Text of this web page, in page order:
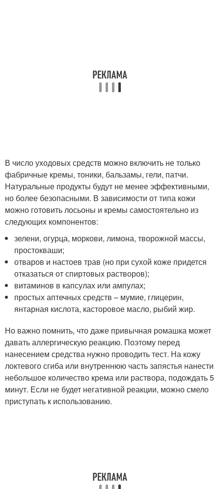
В число уходовых средств можно включить не только
фабричные кремы, тоники, бальзамы, гели, патчи.
Натуральные продукты будут не менее эффективными,
но более безопасными. В зависимости от типа кожи
можно готовить лосьоны и кремы самостоятельно из
следующих компонентов:
зелени, огурца, моркови, лимона, творожной массы,
простокваши;
отваров и настоев трав (но при сухой коже придется
отказаться от спиртовых растворов);
витаминов в капсулах или ампулах;
простых аптечных средств – мумие, глицерин,
янтарная кислота, касторовое масло, рыбий жир.
Но важно помнить, что даже привычная ромашка может
давать аллергическую реакцию. Поэтому перед
нанесением средства нужно проводить тест. На кожу
локтевого сгиба или внутреннюю часть запястья нанести
небольшое количество крема или раствора, подождать 5
минут. Если не будет негативной реакции, можно смело
приступать к использованию.